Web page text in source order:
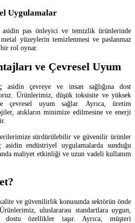
Uygulamalar
pas önleyici ve temizlik ürünlerinde
yüzeylerin temizlenmesi ve paslanmaz
rol oynar.
ve Çevresel Uyum
çevreye ve insan sağlığına dost
Ürünlerimiz, düşük toksisite ve yüksek
çevresel uyum sağlar. Ayrıca, üretim
atıkların minimize edilmesine ve enerji
sürdürülebilir ve güvenilir ürünler
asidin endüstriyel uygulamalarda sunduğu
maliyet etkinliği ve uzun vadeli kullanım
ve güvenilirlik konusunda sektörün önde
uluslararası standartlara uygun,
özellikler taşır. Ayrıca, müşteri